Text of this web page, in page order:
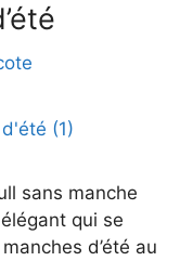
sans manche
qui se
d’été au